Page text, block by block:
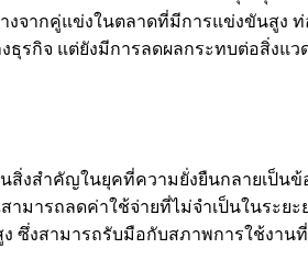
กคู่แข่งในตลาดที่มีการแข่งขันสูง ท่อ
ธุรกิจ แต่ยังมีการลดผลกระทบต่อสิ่งแ
สิ่งสำคัญในยุคที่ความยั่งยืนกลายเป็น
ารถลดค่าใช้จ่ายที่ไม่จำเป็นในระยะ
สามารถรับมือกับสภาพการใช้งานที่